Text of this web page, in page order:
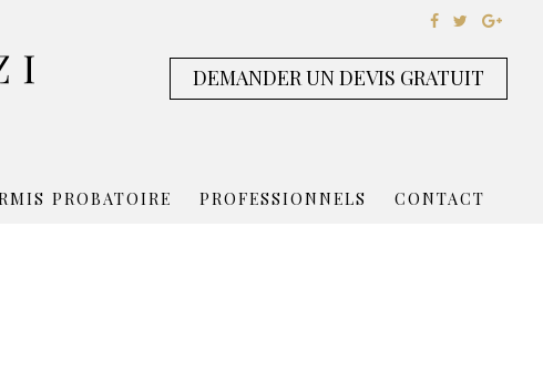
DEMANDER UN DEVIS GRATUIT
PROBATOIRE PROFESSIONNELS CONTACT